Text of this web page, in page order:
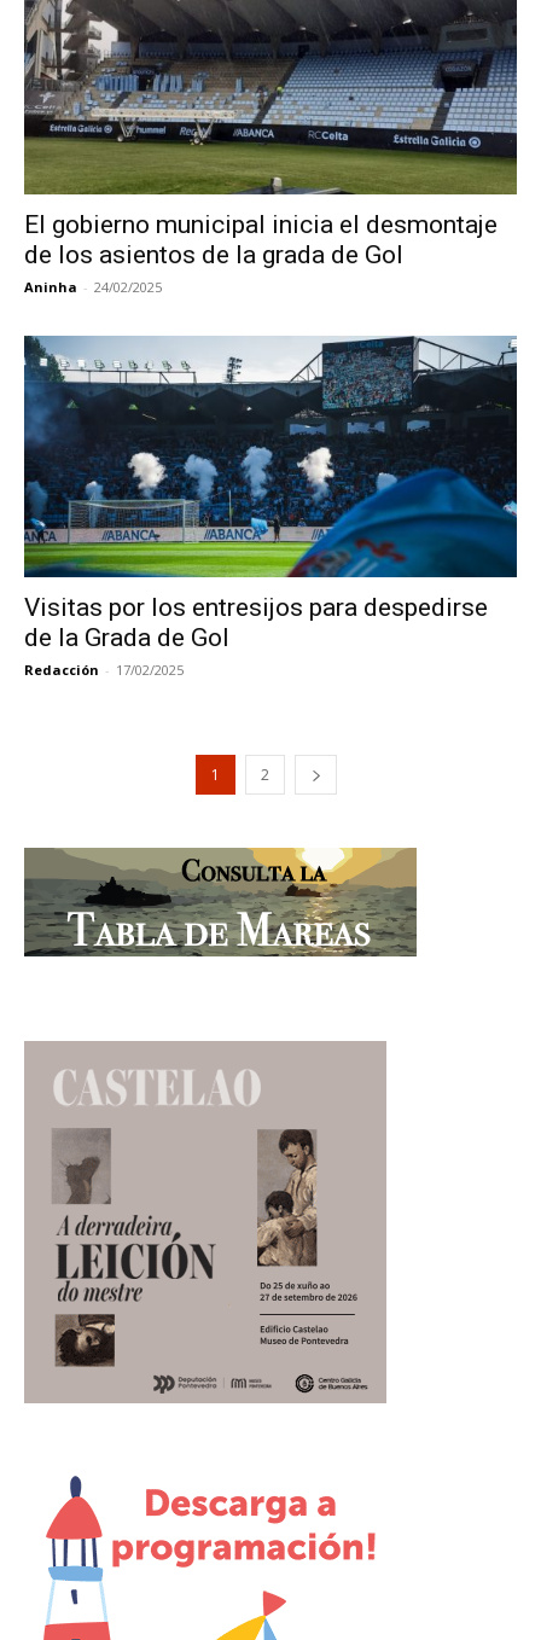
El gobierno municipal inicia el desmontaje
de los asientos de la grada de Gol
Aninha - 24/02/2025
Visitas por los entresijos para despedirse
de la Grada de Gol
Redacción - 17/02/2025
1 2